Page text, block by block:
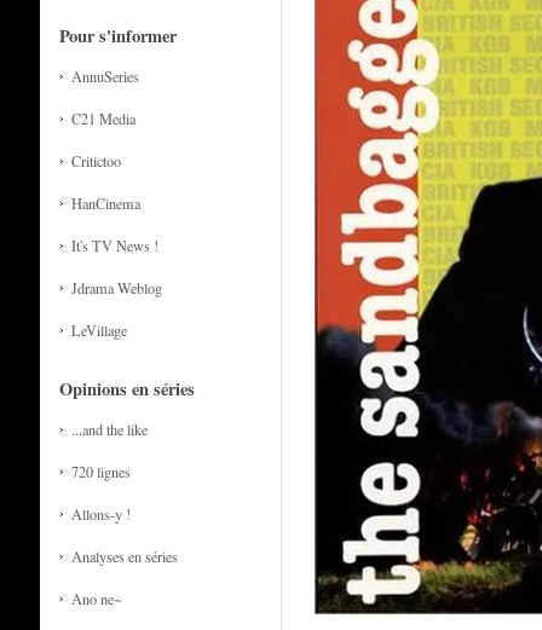
Pour s'informer
AnnuSeries
C21 Media
Critictoo
HanCinema
It's TV News !
Jdrama Weblog
LeVillage
Opinions en séries
...and the like
720 lignes
Allons-y !
Analyses en séries
Ano ne~